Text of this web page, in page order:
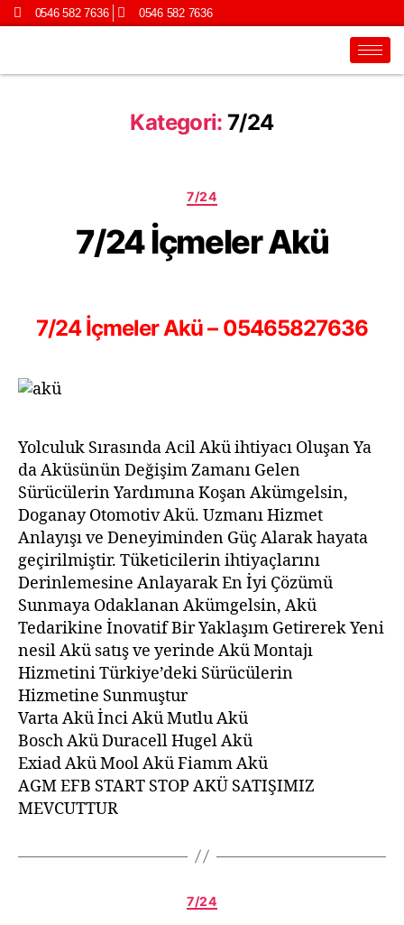
0546 582 7636 0546 582 7636
Kategori: 7/24
7/24
7/24 İçmeler Akü
7/24 İçmeler Akü – 05465827636
Yolculuk Sırasında Acil Akü ihtiyacı Oluşan Ya
da Aküsünün Değişim Zamanı Gelen
Sürücülerin Yardımına Koşan Akümgelsin,
Doganay Otomotiv Akü. Uzmanı Hizmet
Anlayışı ve Deneyiminden Güç Alarak hayata
geçirilmiştir. Tüketicilerin ihtiyaçlarını
Derinlemesine Anlayarak En İyi Çözümü
Sunmaya Odaklanan Akümgelsin, Akü
Tedarikine İnovatif Bir Yaklaşım Getirerek Yeni
nesil Akü satış ve yerinde Akü Montajı
Hizmetini Türkiye’deki Sürücülerin
Hizmetine Sunmuştur
Varta Akü İnci Akü Mutlu Akü
Bosch Akü Duracell Hugel Akü
Exiad Akü Mool Akü Fiamm Akü
AGM EFB START STOP AKÜ SATIŞIMIZ
MEVCUTTUR
7/24